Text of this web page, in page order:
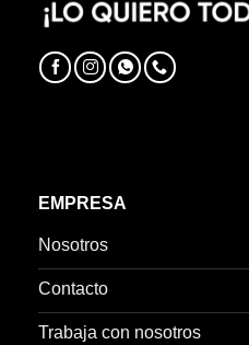
EMPRESA
Nosotros
Contacto
Trabaja con nosotros